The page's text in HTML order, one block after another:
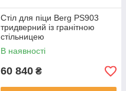
Стіл для піци Berg PS903
тридверний із гранітною
стільницею
В наявності
60 840 ₴